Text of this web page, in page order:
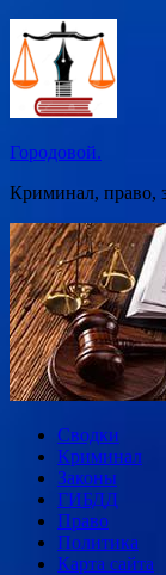
Перейти
содержимому
Городовой.
Криминал, право,
Сводки
Криминал
Законы
ГИБДД
Право
Политика
Карта сайта